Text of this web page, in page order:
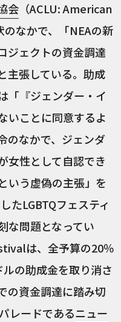
会 （ACLU: American
なかで、「NEAの新
ジェクトの資金調達
主張している。助成
「『ジェンダー・イ
いことに同意するよ
のなかで、ジェンダ
女性として自認でき
いう虚偽の主張」を
たLGBTQフェスティ
な問題となってい
は、全予算の20％
の助成金を取り消さ
の資金調達に踏み切
レードであるニュー